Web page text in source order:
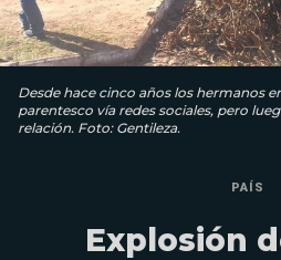
Desde hace cinco años los hermanos
parentesco vía redes sociales, pero
relación. Foto: Gentileza.
PAÍS
Explosión